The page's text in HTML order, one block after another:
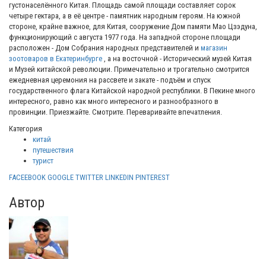
густонаселённого Китая. Площадь самой площади составляет сорок
четыре гектара, а в её центре - памятник народным героям. На южной
стороне, крайне важное, для Китая, сооружение Дом памяти Мао Цзэдуна,
функционирующий с августа 1977 года. На западной стороне площади
расположен - Дом Собрания народных представителей и магазин
зоотоваров в Екатеринбурге , а на восточной - Исторический музей Китая
и Музей китайской революции. Примечательно и трогательно смотрится
ежедневная церемония на рассвете и закате - подъём и спуск
государственного флага Китайской народной республики. В Пекине много
интересного, равно как много интересного и разнообразного в
провинции. Приезжайте. Смотрите. Переваривайте впечатления.
Категория
китай
путешествия
турист
FACEEBOOK GOOGLE TWITTER LINKEDIN PINTEREST
Автор